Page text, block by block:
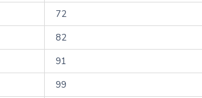
72
82
91
99